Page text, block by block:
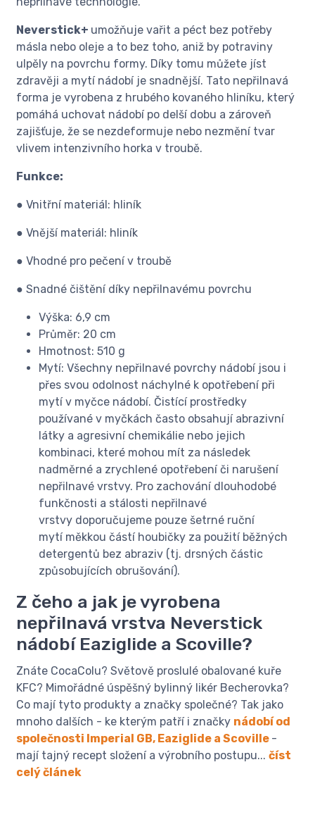
Neverstick+ umožňuje vařit a péct bez potřeby
másla nebo oleje a to bez toho, aniž by potraviny
ulpěly na povrchu formy. Díky tomu můžete jíst
zdravěji a mytí nádobí je snadnější. Tato nepřilnavá
forma je vyrobena z hrubého kovaného hliníku, který
pomáhá uchovat nádobí po delší dobu a zároveň
zajišťuje, že se nezdeformuje nebo nezmění tvar
vlivem intenzivního horka v troubě.
Funkce:
● Vnitřní materiál: hliník
● Vnější materiál: hliník
● Vhodné pro pečení v troubě
● Snadné čištění díky nepřilnavému povrchu
Výška: 6,9 cm
Průměr: 20 cm
Hmotnost: 510 g
Mytí: Všechny nepřilnavé povrchy nádobí jsou i
přes svou odolnost náchylné k opotřebení při
mytí v myčce nádobí. Čistící prostředky
používané v myčkách často obsahují abrazivní
látky a agresivní chemikálie nebo jejich
kombinaci, které mohou mít za následek
nadměrné a zrychlené opotřebení či narušení
nepřilnavé vrstvy. Pro zachování dlouhodobé
funkčnosti a stálosti nepřilnavé
vrstvy doporučujeme pouze šetrné ruční
mytí měkkou částí houbičky za použití běžných
detergentů bez abraziv (tj. drsných částic
způsobujících obrušování).
Z čeho a jak je vyrobena
nepřilnavá vrstva Neverstick
nádobí Eaziglide a Scoville?
Znáte CocaColu? Světově proslulé obalované kuře
KFC? Mimořádné úspěšný bylinný likér Becherovka?
Co mají tyto produkty a značky společné? Tak jako
mnoho dalších - ke kterým patří i značky nádobí od
společnosti Imperial GB, Eaziglide a Scoville -
mají tajný recept složení a výrobního postupu... číst
celý článek